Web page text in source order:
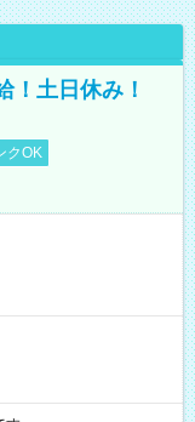
！土日休み！
クOK